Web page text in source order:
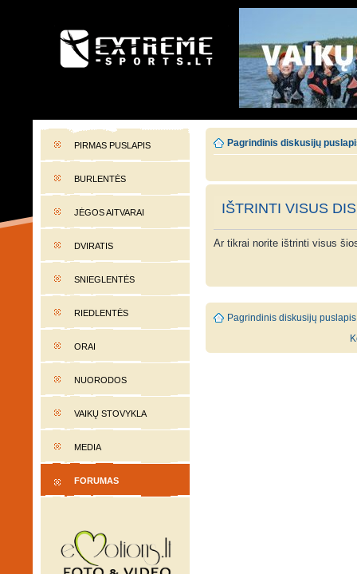
EXTREME-SPORTS.LT
PIRMAS PUSLAPIS
BURLENTĖS
JĖGOS AITVARAI
DVIRATIS
SNIEGLENTĖS
RIEDLENTĖS
ORAI
NUORODOS
VAIKŲ STOVYKLA
MEDIA
FORUMAS
Pagrindinis diskusijų
IŠTRINTI VISUS
Ar tikrai norite ištrinti visus
Pagrindinis diskusijų puslapis